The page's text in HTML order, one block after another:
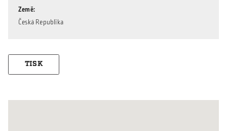
Země
Česká Republika
TISK